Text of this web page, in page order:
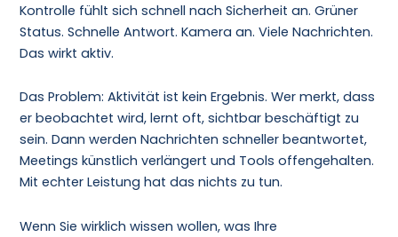
Kontrolle fühlt sich schnell nach Sicherheit an. Grüner
Status. Schnelle Antwort. Kamera an. Viele Nachrichten.
Das wirkt aktiv.
Das Problem: Aktivität ist kein Ergebnis. Wer merkt, dass
er beobachtet wird, lernt oft, sichtbar beschäftigt zu
sein. Dann werden Nachrichten schneller beantwortet,
Meetings künstlich verlängert und Tools offengehalten.
Mit echter Leistung hat das nichts zu tun.
Wenn Sie wirklich wissen wollen, was Ihre